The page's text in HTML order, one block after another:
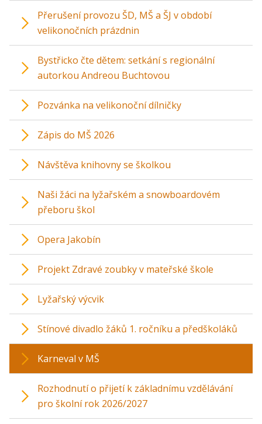
Přerušení provozu ŠD, MŠ a ŠJ v období
velikonočních prázdnin
Bystřicko čte dětem: setkání s regionální
autorkou Andreou Buchtovou
Pozvánka na velikonoční dílničky
Zápis do MŠ 2026
Návštěva knihovny se školkou
Naši žáci na lyžařském a snowboardovém
přeboru škol
Opera Jakobín
Projekt Zdravé zoubky v mateřské škole
Lyžařský výcvik
Stínové divadlo žáků 1. ročníku a předškoláků
Karneval v MŠ
Rozhodnutí o přijetí k základnímu vzdělávání
pro školní rok 2026/2027